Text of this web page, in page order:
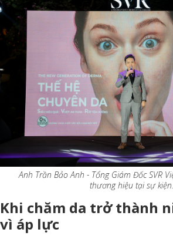
Anh Trần Bảo Anh - Tổng Giám Đốc SVR
thương hiệu tại sự kiện.
Khi chăm da trở thành
vì áp lực